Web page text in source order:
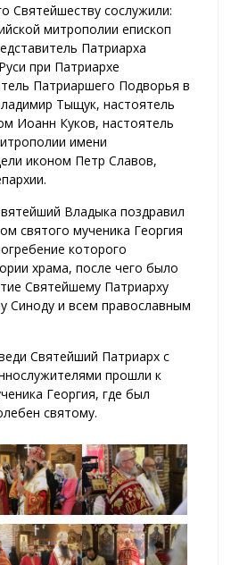
Святейшеству сослужили:
митрополии епископ
Патриарха
при Патриархе
Патриаршего Подворья в
Тыщук, настоятель
Иоанн Куков, настоятель
имени
иконом Петр Славов,
Владыка поздравил
святого мученика Георгия
которого
храма, после чего было
Святейшему Патриарху
Синоду и всем православным
Святейший Патриарх с
прошли к
Георгия, где был
святому.